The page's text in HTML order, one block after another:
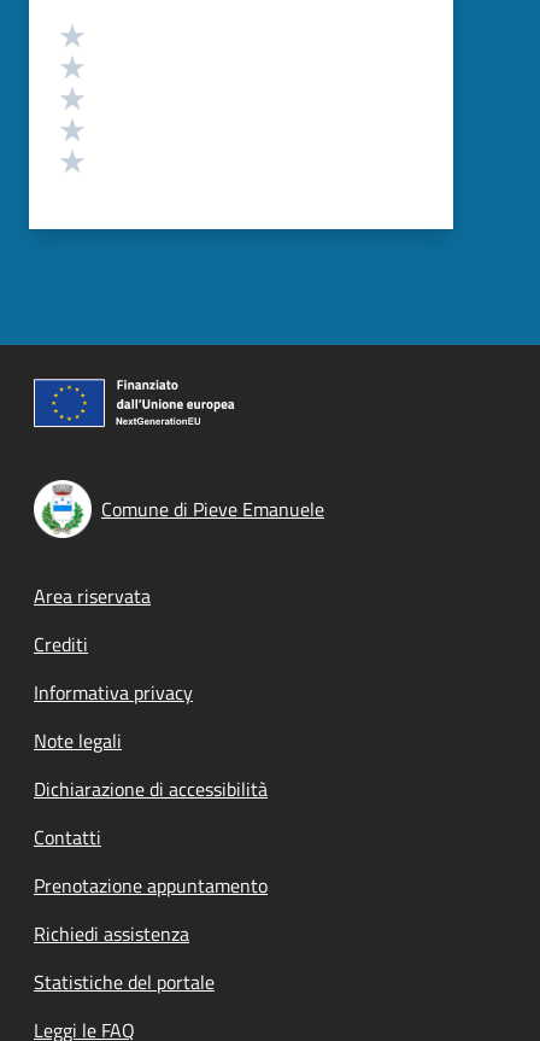
Valutazione
Comune di Pieve Emanuele
Footer menu
Area riservata
Crediti
Informativa privacy
Note legali
Dichiarazione di accessibilità
Contatti
Prenotazione appuntamento
Richiedi assistenza
Statistiche del portale
Leggi le FAQ